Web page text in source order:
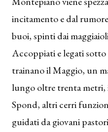
incitamento e dal
buoi, spinti dai
Accoppiati e legati
trainano il Maggio, un
lungo oltre trenta metri,
Spond, altri cerri
guidati da giovani